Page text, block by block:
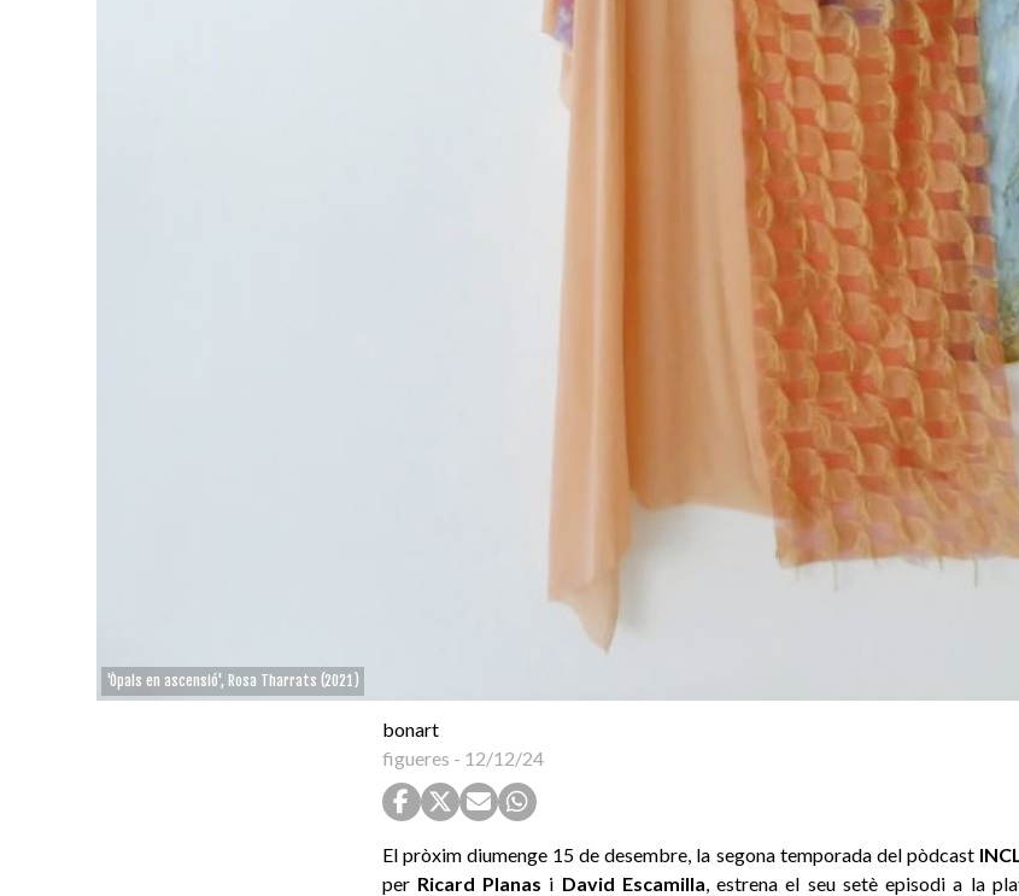
'Òpals en ascensió', Rosa Tharrats (2021)
bonart
figueres - 12/12/24
El pròxim diumenge 15 de desembre, la segona temporada del pòdcast
per Ricard Planas i David Escamilla , estrena el seu setè episodi a la